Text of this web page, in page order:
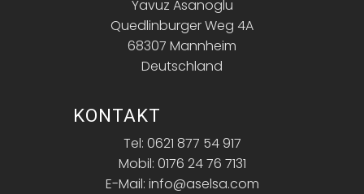
Yavuz Asanoglu
Quedlinburger Weg 4A
68307 Mannheim
Deutschland
KONTAKT
Tel: 0621 877 54 917
Mobil: 0176 24 76 7131
E-Mail: info@aselsa.com